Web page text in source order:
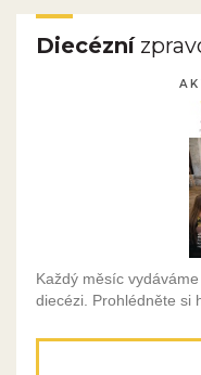
Diecézní
Každý měsíc
diecézi. Prohlédněte si